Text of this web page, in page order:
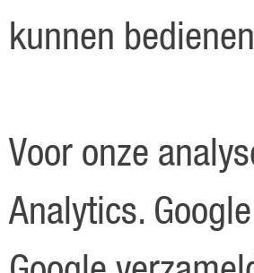
kunnen
Voor onze
Analytics.